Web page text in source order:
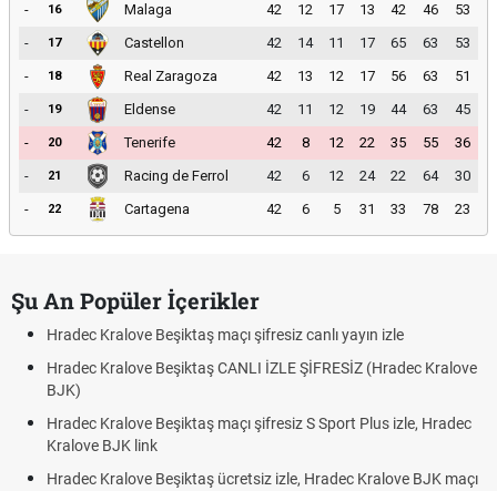
- 16 Malaga 42 12 17 13 42 46
53
-
17 Castellon 42 14 11 17 65 63
53
-
18 Real Zaragoza 42 13 12 17 56 63
51
-
19 Eldense 42 11 12 19 44 63
45
-
20 Tenerife 42 8 12 22 35 55
36
-
21 Racing de Ferrol 42 6 12 24 22 64
30
-
22 Cartagena 42 6 5 31 33 78 23
Şu An Popüler İçerikler
Hradec Kralove Beşiktaş maçı şifresiz canlı yayın izle
Hradec Kralove Beşiktaş CANLI İZLE ŞİFRESİZ (Hradec Kralove
BJK)
Hradec Kralove Beşiktaş maçı şifresiz S Sport Plus izle, Hradec
Kralove BJK link
Hradec Kralove Beşiktaş ücretsiz izle, Hradec Kralove BJK maçı